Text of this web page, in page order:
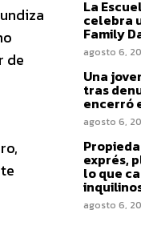
de
La
celebra
Family
agosto 6,
Una
tras
encerró
agosto 6,
exprés,
lo que
agosto 6,